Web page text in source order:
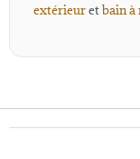
extérieuretbain à